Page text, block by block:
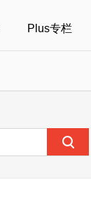
Plus专栏
中国最具社会影
财富40U40创想会